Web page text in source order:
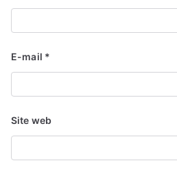
E-mail *
Site web